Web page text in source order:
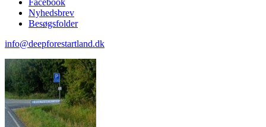
Facebook
Nyhedsbrev
Besøgsfolder
info@deepforestartland.dk